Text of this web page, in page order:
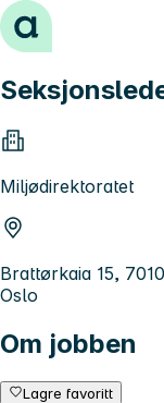
Hopp til innhold
Miljødirektoratet
Brattørkaia 15,
Oslo
Om jobben
Lagre favoritt